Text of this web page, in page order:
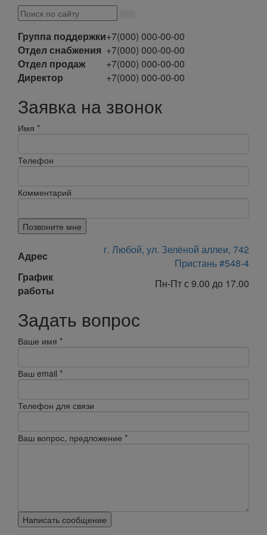
Группа поддержки+7(000) 000-00-00
Отдел снабжения +7(000) 000-00-00
Отдел продаж
+7(000) 000-00-00
Директор
+7(000) 000-00-00
Заявка на звонок
Имя *
Телефон
Комментарий
Позвоните мне
Адрес
г. Любой, ул. Зелёной аллеи, 742
Пристань #548-4
График
работы
Пн-Пт с 9.00 до 17.00
Задать вопрос
Ваше имя *
Ваш email *
Телефон для связи
Ваш вопрос, предложение *
Написать сообщение